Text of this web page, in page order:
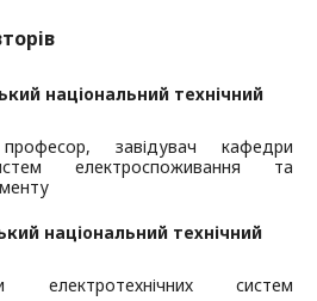
національний технічний
завідувач кафедри
електроспоживання та
національний технічний
електротехнічних систем